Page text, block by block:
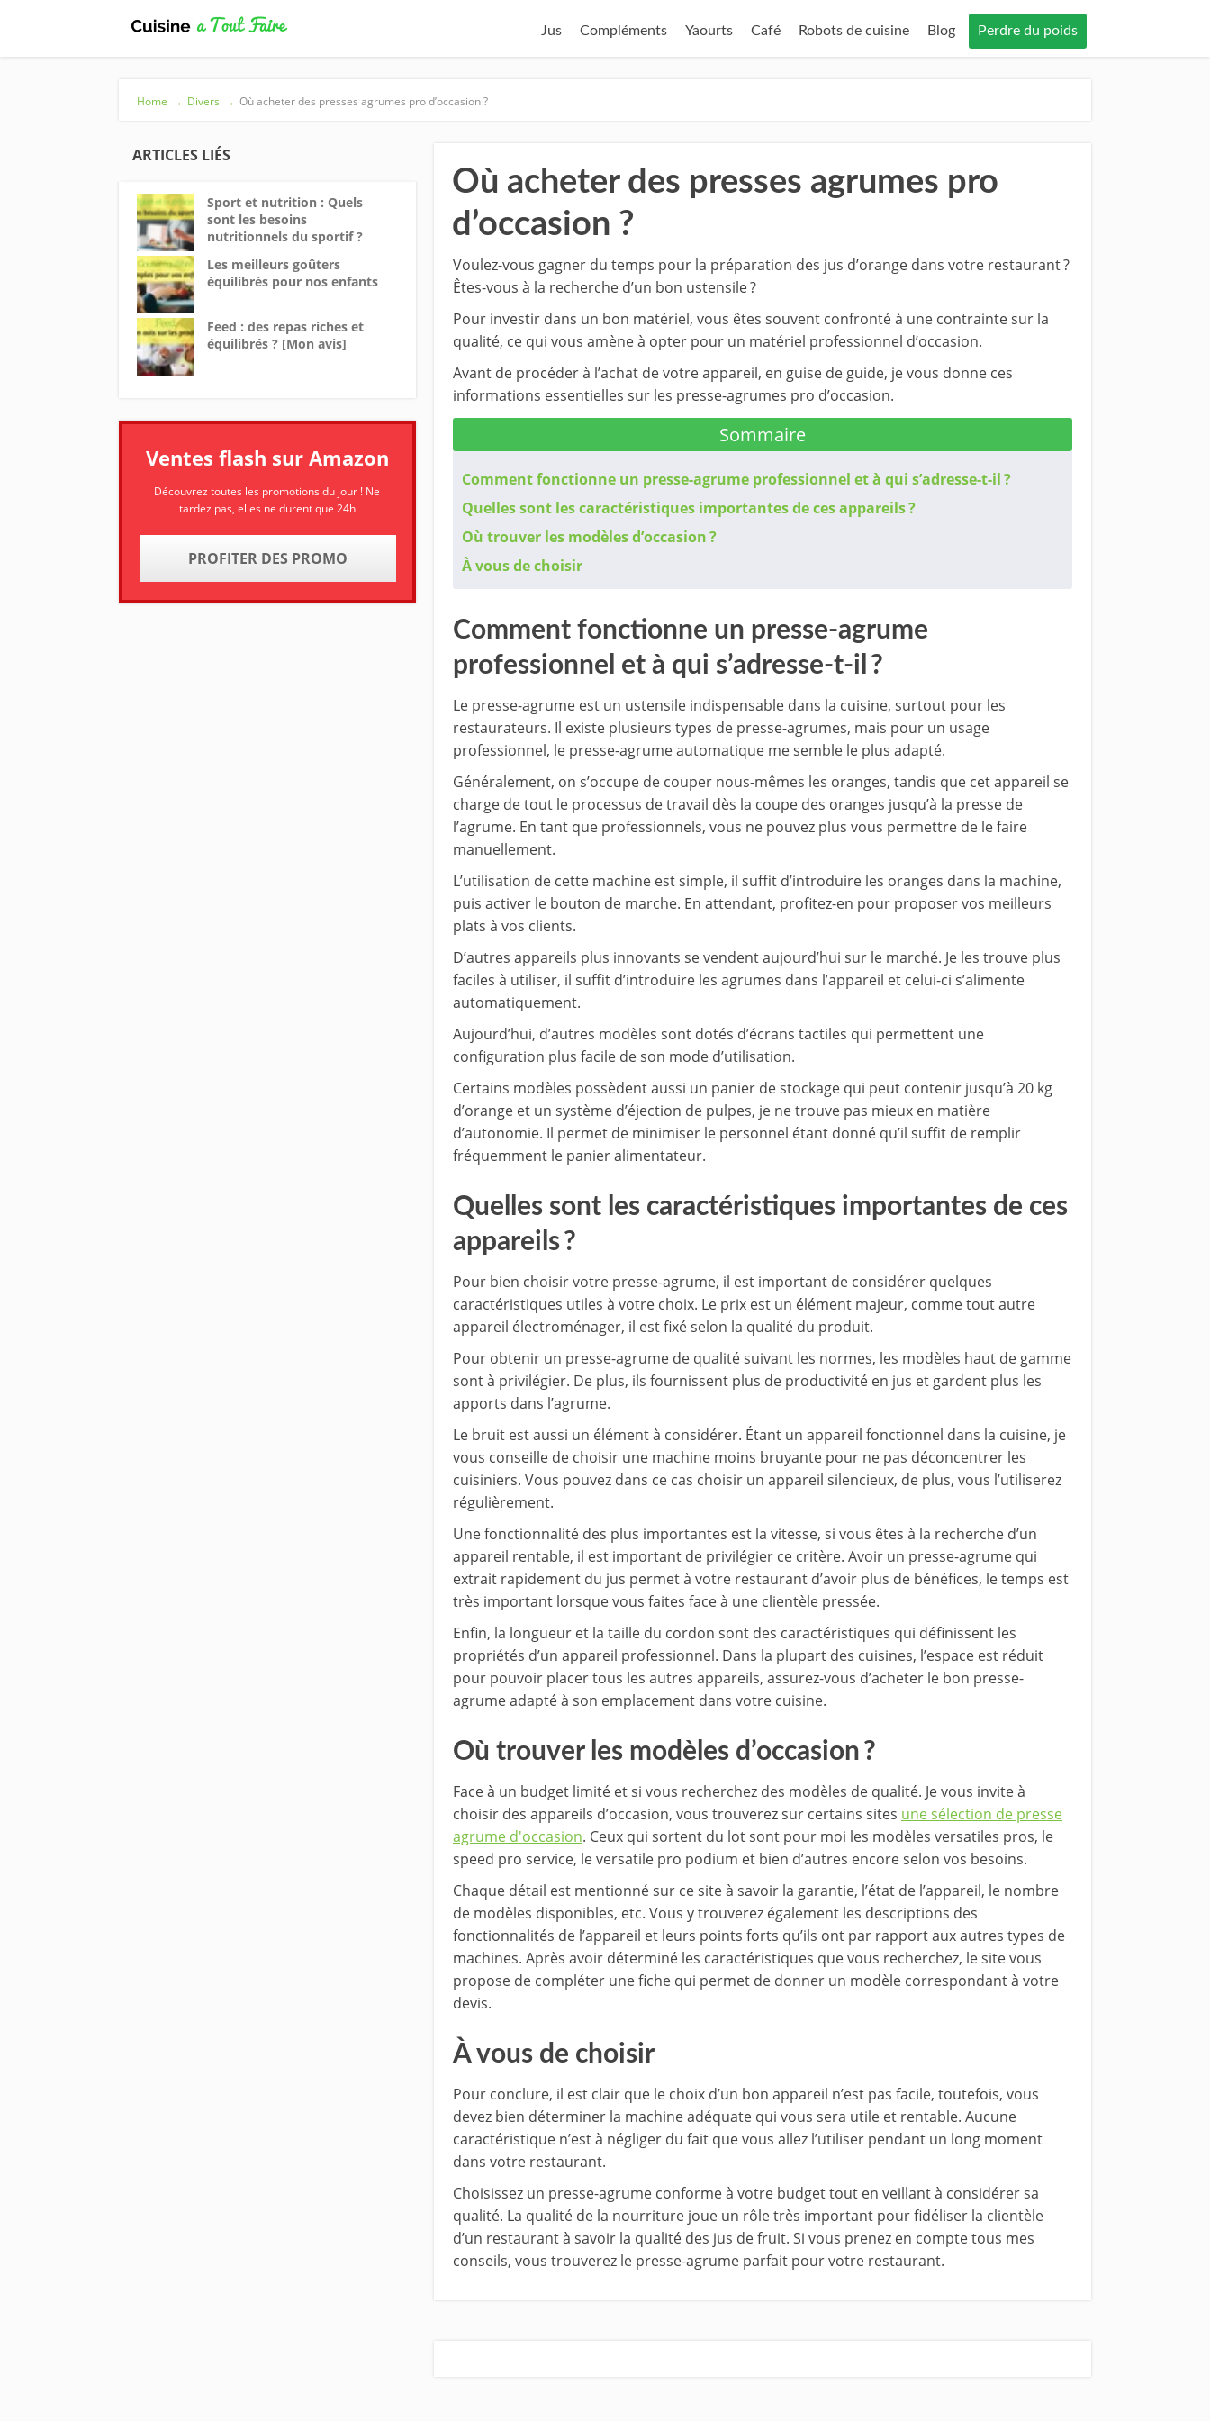
Jus Compléments Yaourts Café Robots de cuisine Blog Perdre du poids
Home → Divers → Où acheter des presses agrumes pro d’occasion ?
ARTICLES LIÉS
Sport et nutrition : Quels
sont les besoins
nutritionnels du sportif ?
Les meilleurs goûters
équilibrés pour nos enfants
Feed : des repas riches et
équilibrés ? [Mon avis]
Ventes flash sur Amazon
Découvrez toutes les promotions du jour ! Ne
tardez pas, elles ne durent que 24h
PROFITER DES PROMO
Où acheter des presses agrumes pro
d’occasion ?
Voulez-vous gagner du temps pour la préparation des jus d’orange dans votre restaurant ?
Êtes-vous à la recherche d’un bon ustensile ?
Pour investir dans un bon matériel, vous êtes souvent confronté à une contrainte sur la
qualité, ce qui vous amène à opter pour un matériel professionnel d’occasion.
Avant de procéder à l’achat de votre appareil, en guise de guide, je vous donne ces
informations essentielles sur les presse-agrumes pro d’occasion.
Sommaire
Comment fonctionne un presse-agrume professionnel et à qui s’adresse-t-il ?
Quelles sont les caractéristiques importantes de ces appareils ?
Où trouver les modèles d’occasion ?
À vous de choisir
Comment fonctionne un presse-agrume
professionnel et à qui s’adresse-t-il ?
Le presse-agrume est un ustensile indispensable dans la cuisine, surtout pour les
restaurateurs. Il existe plusieurs types de presse-agrumes, mais pour un usage
professionnel, le presse-agrume automatique me semble le plus adapté.
Généralement, on s’occupe de couper nous-mêmes les oranges, tandis que cet appareil se
charge de tout le processus de travail dès la coupe des oranges jusqu’à la presse de
l’agrume. En tant que professionnels, vous ne pouvez plus vous permettre de le faire
manuellement.
L’utilisation de cette machine est simple, il suffit d’introduire les oranges dans la machine,
puis activer le bouton de marche. En attendant, profitez-en pour proposer vos meilleurs
plats à vos clients.
D’autres appareils plus innovants se vendent aujourd’hui sur le marché. Je les trouve plus
faciles à utiliser, il suffit d’introduire les agrumes dans l’appareil et celui-ci s’alimente
automatiquement.
Aujourd’hui, d’autres modèles sont dotés d’écrans tactiles qui permettent une
configuration plus facile de son mode d’utilisation.
Certains modèles possèdent aussi un panier de stockage qui peut contenir jusqu’à 20 kg
d’orange et un système d’éjection de pulpes, je ne trouve pas mieux en matière
d’autonomie. Il permet de minimiser le personnel étant donné qu’il suffit de remplir
fréquemment le panier alimentateur.
Quelles sont les caractéristiques importantes de ces
appareils ?
Pour bien choisir votre presse-agrume, il est important de considérer quelques
caractéristiques utiles à votre choix. Le prix est un élément majeur, comme tout autre
appareil électroménager, il est fixé selon la qualité du produit.
Pour obtenir un presse-agrume de qualité suivant les normes, les modèles haut de gamme
sont à privilégier. De plus, ils fournissent plus de productivité en jus et gardent plus les
apports dans l’agrume.
Le bruit est aussi un élément à considérer. Étant un appareil fonctionnel dans la cuisine, je
vous conseille de choisir une machine moins bruyante pour ne pas déconcentrer les
cuisiniers. Vous pouvez dans ce cas choisir un appareil silencieux, de plus, vous l’utiliserez
régulièrement.
Une fonctionnalité des plus importantes est la vitesse, si vous êtes à la recherche d’un
appareil rentable, il est important de privilégier ce critère. Avoir un presse-agrume qui
extrait rapidement du jus permet à votre restaurant d’avoir plus de bénéfices, le temps est
très important lorsque vous faites face à une clientèle pressée.
Enfin, la longueur et la taille du cordon sont des caractéristiques qui définissent les
propriétés d’un appareil professionnel. Dans la plupart des cuisines, l’espace est réduit
pour pouvoir placer tous les autres appareils, assurez-vous d’acheter le bon presse-
agrume adapté à son emplacement dans votre cuisine.
Où trouver les modèles d’occasion ?
Face à un budget limité et si vous recherchez des modèles de qualité. Je vous invite à
choisir des appareils d’occasion, vous trouverez sur certains sites une sélection de presse
agrume d'occasion. Ceux qui sortent du lot sont pour moi les modèles versatiles pros, le
speed pro service, le versatile pro podium et bien d’autres encore selon vos besoins.
Chaque détail est mentionné sur ce site à savoir la garantie, l’état de l’appareil, le nombre
de modèles disponibles, etc. Vous y trouverez également les descriptions des
fonctionnalités de l’appareil et leurs points forts qu’ils ont par rapport aux autres types de
machines. Après avoir déterminé les caractéristiques que vous recherchez, le site vous
propose de compléter une fiche qui permet de donner un modèle correspondant à votre
devis.
À vous de choisir
Pour conclure, il est clair que le choix d’un bon appareil n’est pas facile, toutefois, vous
devez bien déterminer la machine adéquate qui vous sera utile et rentable. Aucune
caractéristique n’est à négliger du fait que vous allez l’utiliser pendant un long moment
dans votre restaurant.
Choisissez un presse-agrume conforme à votre budget tout en veillant à considérer sa
qualité. La qualité de la nourriture joue un rôle très important pour fidéliser la clientèle
d’un restaurant à savoir la qualité des jus de fruit. Si vous prenez en compte tous mes
conseils, vous trouverez le presse-agrume parfait pour votre restaurant.